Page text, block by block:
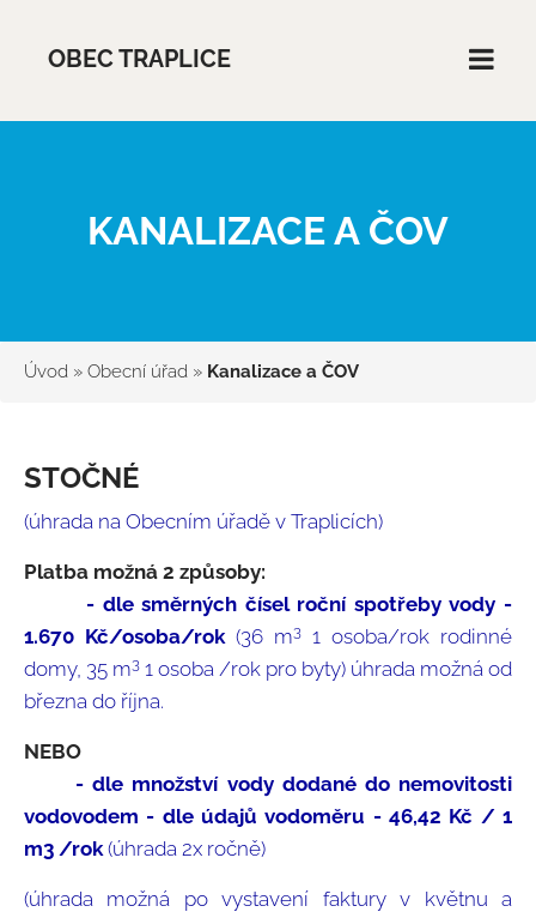
OBEC TRAPLICE
KANALIZACE A ČOV
Úvod » Obecní úřad » Kanalizace a ČOV
STOČNÉ
(úhrada na Obecním úřadě v Traplicích)
Platba možná 2 způsoby:
- dle směrných čísel roční spotřeby vody -
1.670 Kč/osoba/rok (36 m3
1 osoba/rok rodinné
domy, 35 m3 1 osoba /rok pro byty) úhrada možná od
března do října.
NEBO
- dle množství vody dodané do nemovitosti
vodovodem - dle údajů vodoměru - 46,42 Kč / 1
m3 /rok (úhrada 2x ročně)
(úhrada možná po vystavení faktury v květnu a